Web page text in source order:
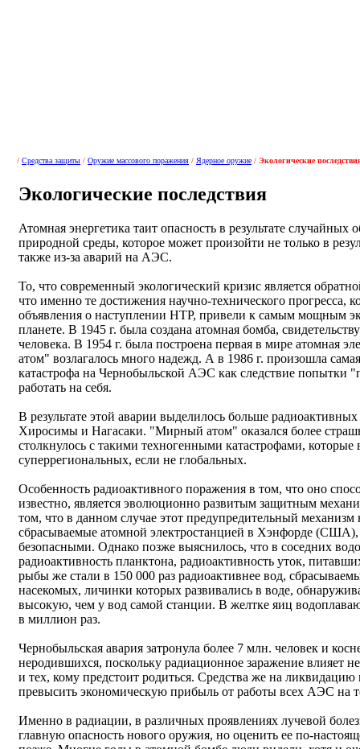
/ Средства защиты / Оружие массового поражения / Ядерное оружие / Экологические
Экологические последствия
Атомная энергетика таит опасность в результате случайных
природной среды, которое может произойти не только в
также из-за аварий на АЭС.
То, что современный экологический кризис является
что именно те достижения научно-технического прогресса,
объявления о наступлении НТР, привели к самым мощным
планете. В 1945 г. была создана атомная бомба,
человека. В 1954 г. была построена первая в мире атомная
атом" возлагалось много надежд. А в 1986 г. произошла
катастрофа на Чернобыльской АЭС как следствие попытки
работать на себя.
В результате этой аварии выделилось больше
Хиросимы и Нагасаки. "Мирный атом" оказался более
столкнулось с такими техногенными катастрофами, которые
суперрегиональных, если не глобальных.
Особенность радиоактивного поражения в том, что оно
известно, является эволюционно развитым защитным
том, что в данном случае этот предупредительный
сбрасываемые атомной электростанцией в Хэнфорде (США),
безопасными. Однако позже выяснилось, что в соседних
радиоактивность планктона, радиоактивность уток,
рыбы же стали в 150 000 раз радиоактивнее вод,
насекомых, личинки которых развивались в воде,
высокую, чем у вод самой станции. В желтке яиц
в миллион раз.
Чернобыльская авария затронула более 7 млн. человек и
неродившихся, поскольку радиационное заражение влияет
и тех, кому предстоит родиться. Средства же на
превысить экономическую прибыль от работы всех АЭС на
Именно в радиации, в различных проявлениях лучевой
главную опасность нового оружия, но оценить ее по-